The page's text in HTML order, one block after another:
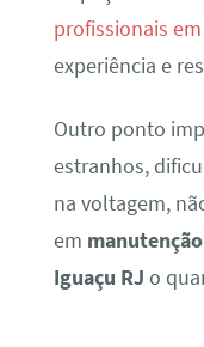
profissionais
experiência e
Outro ponto
estranhos,
na voltagem,
em
Iguaçu RJ o